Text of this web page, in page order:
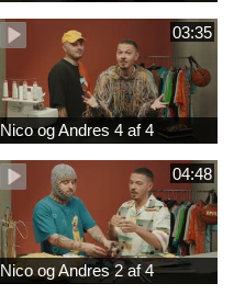
03:35
Nico og Andres 4 af 4
04:48
Nico og Andres 2 af 4